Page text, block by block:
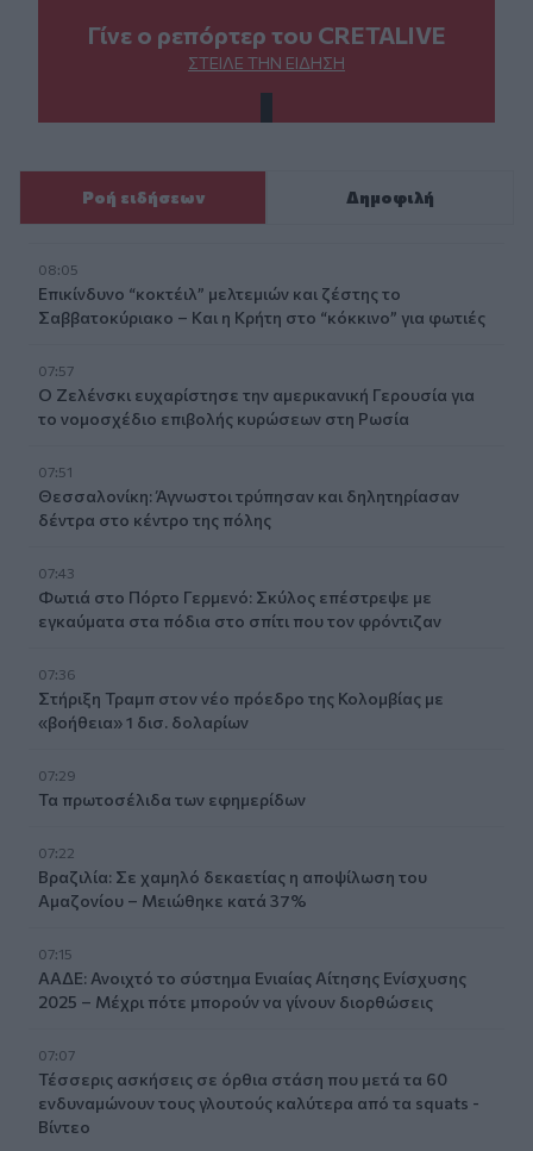
Γίνε ο ρεπόρτερ του CRETALIVE
ΣΤΕΊΛΕ ΤΗΝ ΕΊΔΗΣΗ
Ροή ειδήσεων Δημοφιλή
08:05
Επικίνδυνο “κοκτέιλ” μελτεμιών και ζέστης το
Σαββατοκύριακο – Και η Κρήτη στο “κόκκινο” για φωτιές
07:57
Ο Ζελένσκι ευχαρίστησε την αμερικανική Γερουσία για
το νομοσχέδιο επιβολής κυρώσεων στη Ρωσία
07:51
Θεσσαλονίκη: Άγνωστοι τρύπησαν και δηλητηρίασαν
δέντρα στο κέντρο της πόλης
07:43
Φωτιά στο Πόρτο Γερμενό: Σκύλος επέστρεψε με
εγκαύματα στα πόδια στο σπίτι που τον φρόντιζαν
07:36
Στήριξη Τραμπ στον νέο πρόεδρο της Κολομβίας με
«βοήθεια» 1 δισ. δολαρίων
07:29
Τα πρωτοσέλιδα των εφημερίδων
07:22
Βραζιλία: Σε χαμηλό δεκαετίας η αποψίλωση του
Αμαζονίου – Μειώθηκε κατά 37%
07:15
ΑΑΔΕ: Ανοιχτό το σύστημα Ενιαίας Αίτησης Ενίσχυσης
2025 – Μέχρι πότε μπορούν να γίνουν διορθώσεις
07:07
Τέσσερις ασκήσεις σε όρθια στάση που μετά τα 60
ενδυναμώνουν τους γλουτούς καλύτερα από τα squats -
Βίντεο